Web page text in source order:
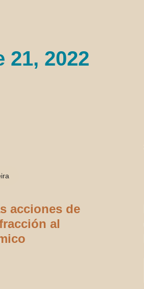
21, 2022
acciones de
al